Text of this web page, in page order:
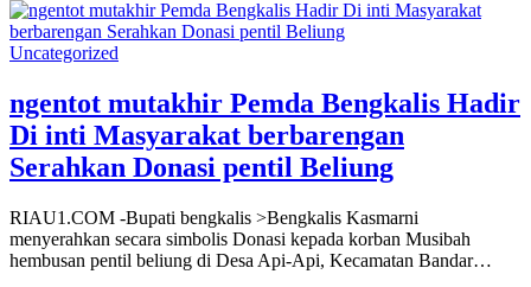
Uncategorized
ngentot mutakhir Pemda Bengkalis Hadir
Di inti Masyarakat berbarengan
Serahkan Donasi pentil Beliung
RIAU1.COM -Bupati bengkalis >Bengkalis Kasmarni
menyerahkan secara simbolis Donasi kepada korban Musibah
hembusan pentil beliung di Desa Api-Api, Kecamatan Bandar…